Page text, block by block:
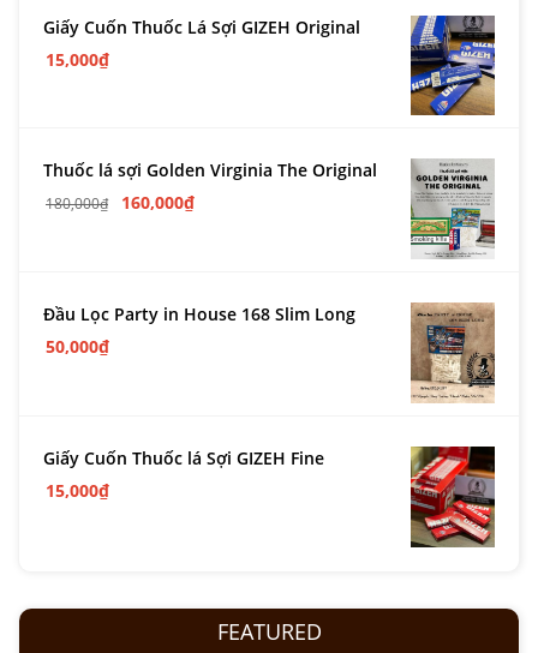
Giấy Cuốn Thuốc Lá Sợi GIZEH Original
15,000₫
Thuốc lá sợi Golden Virginia The Original
180,000₫ 160,000₫
Đầu Lọc Party in House 168 Slim Long
50,000₫
Giấy Cuốn Thuốc lá Sợi GIZEH Fine
15,000₫
FEATURED